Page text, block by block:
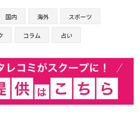
国内 海外 スポーツ
コラム 占い